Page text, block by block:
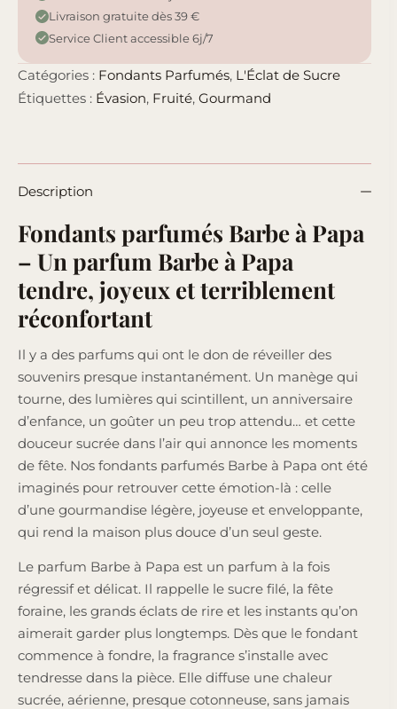
Livraison gratuite dès 39 €
Service Client accessible 6j/7
Catégories : Fondants Parfumés, L'Éclat de Sucre
Étiquettes : Évasion, Fruité, Gourmand
Description
Fondants parfumés Barbe à Papa
– Un parfum Barbe à Papa
tendre, joyeux et terriblement
réconfortant
Il y a des parfums qui ont le don de réveiller des
souvenirs presque instantanément. Un manège qui
tourne, des lumières qui scintillent, un anniversaire
d’enfance, un goûter un peu trop attendu… et cette
douceur sucrée dans l’air qui annonce les moments
de fête. Nos fondants parfumés Barbe à Papa ont été
imaginés pour retrouver cette émotion-là : celle
d’une gourmandise légère, joyeuse et enveloppante,
qui rend la maison plus douce d’un seul geste.
Le parfum Barbe à Papa est un parfum à la fois
régressif et délicat. Il rappelle le sucre filé, la fête
foraine, les grands éclats de rire et les instants qu’on
aimerait garder plus longtemps. Dès que le fondant
commence à fondre, la fragrance s’installe avec
tendresse dans la pièce. Elle diffuse une chaleur
sucrée, aérienne, presque cotonneuse, sans jamais